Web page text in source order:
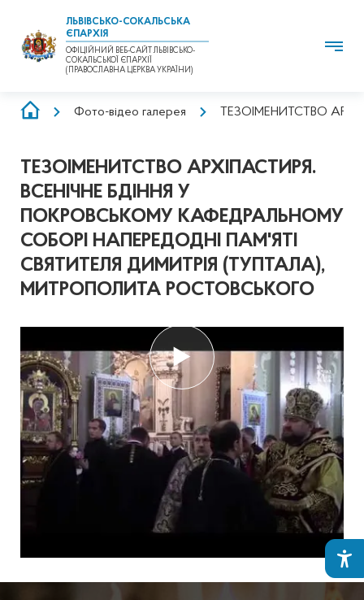
ЛЬВІВСЬКО-СОКАЛЬСЬКА
ЄПАРХІЯ
ОФІЦІЙНИЙ ВЕБ-САЙТ ЛЬВІВСЬКО-
СОКАЛЬСЬКОЇ ЄПАРХІЇ
(ПРАВОСЛАВНА ЦЕРКВА УКРАЇНИ)
РЯДОКФото-відео галерея ТЕЗОІМЕНИТСТВО
ТЕЗОІМЕНИТСТВО АРХІПАСТИРЯ.
ВСЕНІЧНЕ БДІННЯ У
ПОКРОВСЬКОМУ КАФЕДРАЛЬНОМУ
СОБОРІ НАПЕРЕДОДНІ ПАМ'ЯТІ
СВЯТИТЕЛЯ ДИМИТРІЯ (ТУПТАЛА),
МИТРОПОЛИТА РОСТОВСЬКОГО